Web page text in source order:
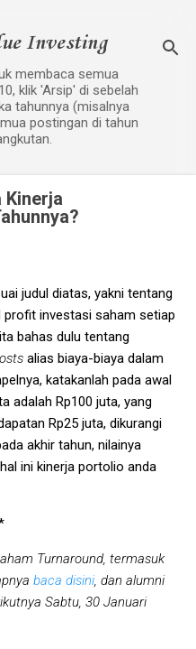
Investing
membaca semua
klik 'Arsip' di sebelah
tahunnya (misalnya
postingan di tahun
Kinerja
judul diatas, yakni tentang
profit investasi saham setiap
bahas dulu tentang
alias biaya-biaya dalam
katakanlah pada awal
adalah Rp100 juta, yang
Rp25 juta, dikurangi
akhir tahun, nilainya
ini kinerja portolio anda
Turnaround, termasuk
baca disini , dan alumni
Sabtu, 30 Januari